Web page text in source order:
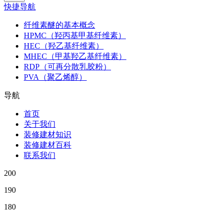
快捷导航
纤维素醚的基本概念
HPMC（羟丙基甲基纤维素）
HEC（羟乙基纤维素）
MHEC（甲基羟乙基纤维素）
RDP（可再分散乳胶粉）
PVA（聚乙烯醇）
导航
首页
关于我们
装修建材知识
装修建材百科
联系我们
200
190
180